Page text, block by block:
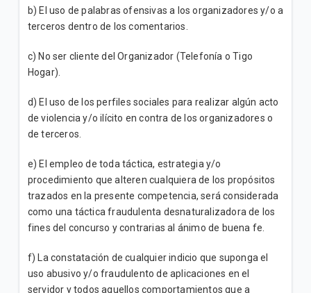
b) El uso de palabras ofensivas a los organizadores y/o a
terceros dentro de los comentarios.
c) No ser cliente del Organizador (Telefonía o Tigo
Hogar).
d) El uso de los perfiles sociales para realizar algún acto
de violencia y/o ilícito en contra de los organizadores o
de terceros.
e) El empleo de toda táctica, estrategia y/o
procedimiento que alteren cualquiera de los propósitos
trazados en la presente competencia, será considerada
como una táctica fraudulenta desnaturalizadora de los
fines del concurso y contrarias al ánimo de buena fe.
f) La constatación de cualquier indicio que suponga el
uso abusivo y/o fraudulento de aplicaciones en el
servidor y todos aquellos comportamientos que a